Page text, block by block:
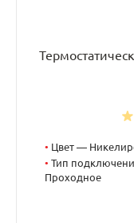
• Цвет —
• Тип
Проходное